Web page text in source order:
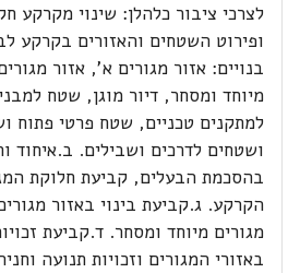
לצרכי ציבור כלהלן: שינוי מקרקע
ופירוט השטחים והאזורים בקרקע
בנויים: אזור מגורים א', אזור
מיוחד ומסחר, דיור מוגן, שטח
למתקנים טכניים, שטח פרטי פתוח
ושטחים לדרכים ושבילים.
בהסכמת הבעלים, קביעת חלוקת
הקרקע. ג.קביעת בינוי באזור
מגורים מיוחד ומסחר. ד.קביעת
באזורי המגורים וזכויות תנועה